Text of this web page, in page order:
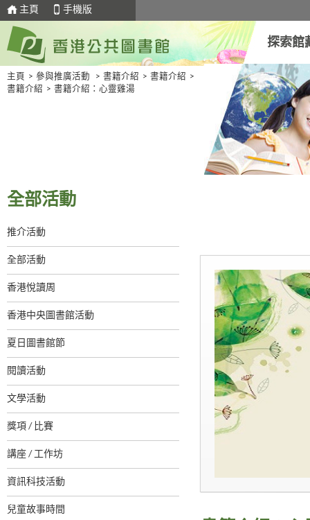
主頁 手機版
探索館
主頁 > 參與推廣活動 > 書籍介紹 > 書籍介紹 >
書籍介紹 > 書籍介紹：心靈雞湯
全部活動
推介活動
全部活動
香港悅讀周
香港中央圖書館活動
夏日圖書館節
閱讀活動
文學活動
獎項 / 比賽
講座 / 工作坊
資訊科技活動
兒童故事時間